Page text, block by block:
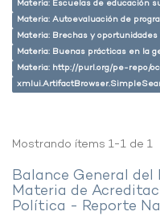
Materia: Escuelas de educación
Materia: Autoevaluación de
Materia: Brechas y
Materia: Buenas prácticas en la
Materia: http://purl.org/pe-repo/
Mostrando ítems 1-1 de 1
Balance General del
Materia de
Política - Reporte